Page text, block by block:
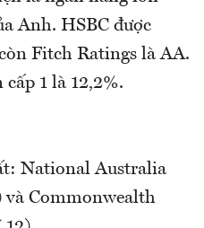
Anh. HSBC được
Fitch Ratings là AA.
1 là 12,2%.
National Australia
Commonwealth